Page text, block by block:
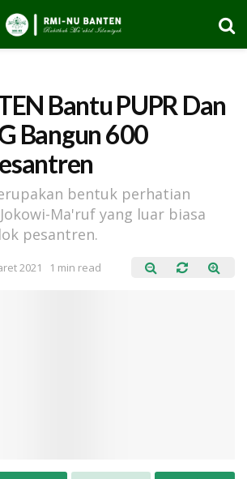
Bantu PUPR Dan
Bangun 600
bentuk perhatian
Ma'ruf yang luar biasa
pesantren.
2021 1 min read